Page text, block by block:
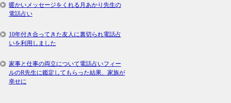
暖かいメッセージをくれる月あかり先生の
電話占い
10年付き合ってきた友人に裏切られ電話占
いを利用しました
家事と仕事の両立について電話占いフィー
ルのR先生に鑑定してもらった結果、家族が
幸せに